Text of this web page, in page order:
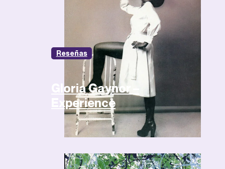
Reseñas
Gloria Gaynor –
Experience